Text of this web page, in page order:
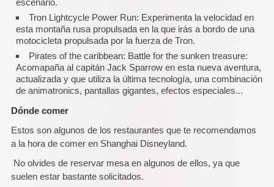
Tron Lightcycle Power Run: Experimenta la velocidad en
esta montaña rusa propulsada en la que irás a bordo de una
motocicleta propulsada por la fuerza de Tron.
Pirates of the caribbean: Battle for the sunken treasure:
Acomapaña al capitán Jack Sparrow en esta nueva aventura,
actualizada y que utiliza la última tecnología, una combinación
de animatronics, pantallas gigantes, efectos especiales...
Dónde comer
Estos son algunos de los restaurantes que te recomendamos
a la hora de comer en Shanghai Disneyland.
No olvides de reservar mesa en algunos de ellos, ya que
suelen estar bastante solicitados.